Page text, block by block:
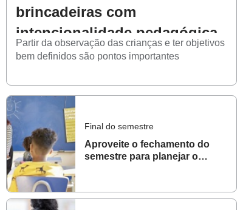
brincadeiras com
intencionalidade pedagógica
Partir da observação das crianças e ter objetivos
bem definidos são pontos importantes
Final do semestre
Aproveite o fechamento do
semestre para planejar o